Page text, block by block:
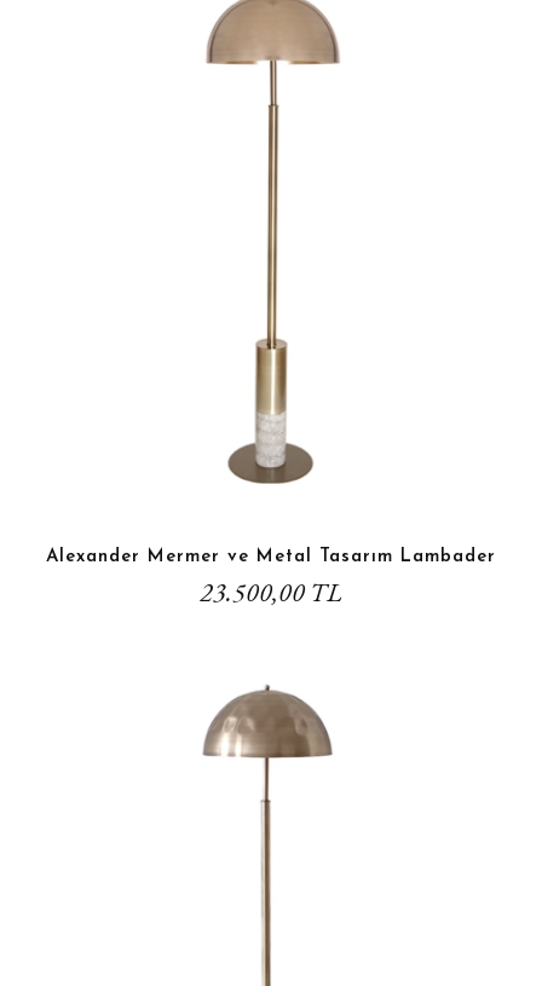
Alexander Mermer ve Metal Tasarım Lambader
23.500,00 TL